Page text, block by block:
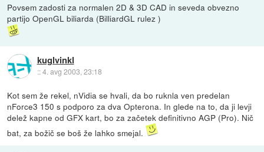
Povsem zadosti za normalen 2D & 3D CAD in seveda obvezno
partijo OpenGL biliarda (BilliardGL rulez )
kuglvinkl
::4. avg 2003, 23:18
Kot sem že rekel, nVidia se hvali, da bo ruknla ven predelan
nForce3 150 s podporo za dva Opterona. In glede na to, da ji levji
delež kapne od GFX kart, bo za začetek definitivno AGP (Pro). Nič
bat, za božič se boš že lahko smejal.